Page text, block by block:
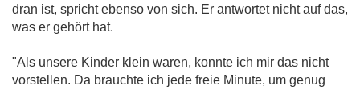
dran ist, spricht ebenso von sich. Er antwortet nicht auf das,
was er gehört hat.
"Als unsere Kinder klein waren, konnte ich mir das nicht
vorstellen. Da brauchte ich jede freie Minute, um genug